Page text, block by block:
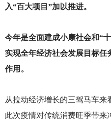
入“百大项目”加以推进。
今年是全面建成小康社会和“
实现全年经济社会发展目标任
作用。
从拉动经济增长的三驾马车来
此次疫情对传统消费旺季带来